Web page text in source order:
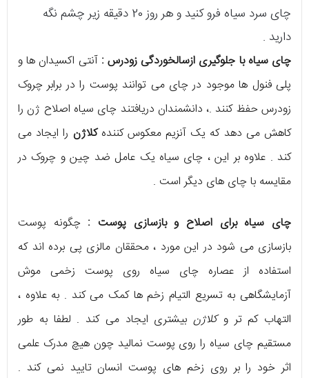
چای سرد سیاه فرو کنید و هر روز 20 دقیقه زیر چشم نگه
دارید .
چای سیاه با جلوگیری ازسالخوردگی زودرس :آنتی اکسیدان ها و
پلی فنول ها موجود در چای می توانند پوست را در برابر چروک
زودرس حفظ کنند .، دانشمندان دریافتند چای سیاه اصلاح ژن را
کاهش می دهد که یک آنزیم معکوس کنندهکلاژن را ایجاد می
کند . علاوه بر این ، چای سیاه یک عامل ضد چین و چروک در
مقایسه با چای های دیگر است .
چای سیاه برای اصلاح و بازسازی پوست : چگونه پوست
بازسازی می شود در این مورد ، محققان مالزی پی برده اند که
استفاده از عصاره چای سیاه روی پوست زخمی موش
آزمایشگاهی به تسریع التیام زخم ها کمک می کند . به علاوه ،
التهاب کم تر وکلاژن بیشتری ایجاد می کند . لطفا به طور
مستقیم چای سیاه را روی پوست نمالید چون هیچ مدرک علمی
اثر خود را بر روی زخم های پوست انسان تایید نمی کند .